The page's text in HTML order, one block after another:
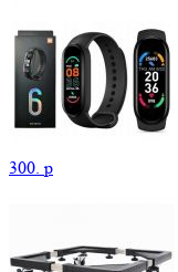
300. p